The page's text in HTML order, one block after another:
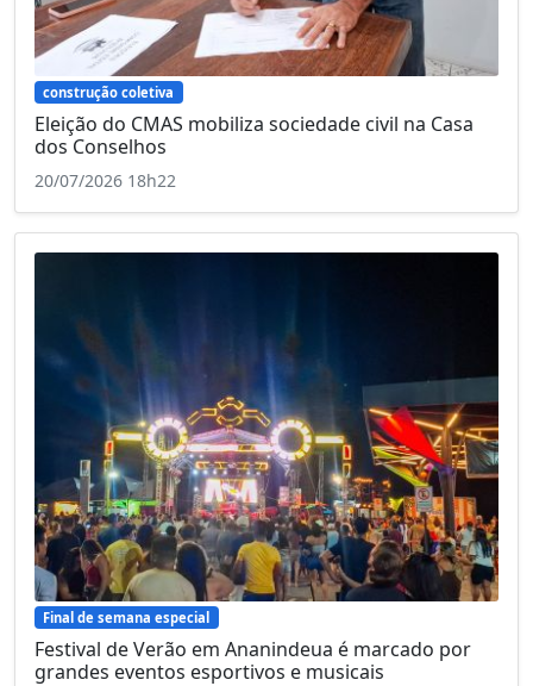
construção coletiva
Eleição do CMAS mobiliza sociedade civil na Casa
dos Conselhos
20/07/2026 18h22
Final de semana especial
Festival de Verão em Ananindeua é marcado por
grandes eventos esportivos e musicais